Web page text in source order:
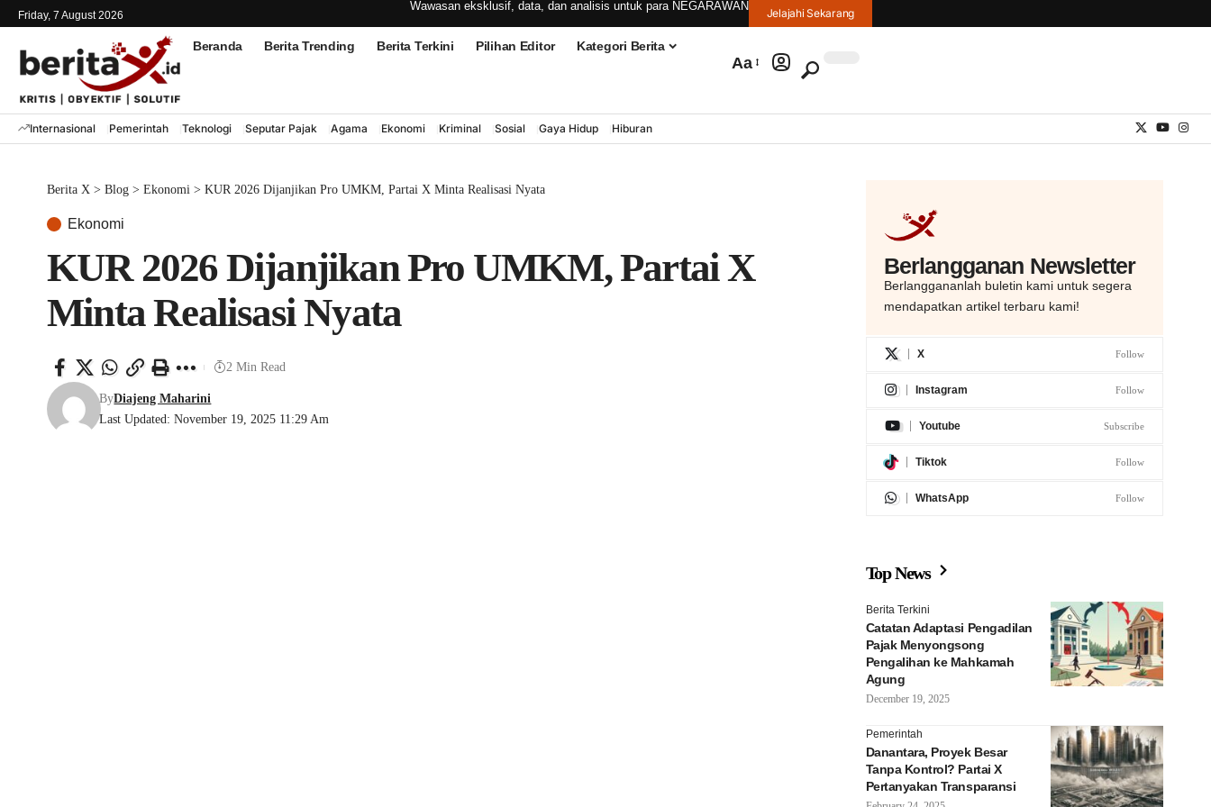
Friday, 7 August 2026
Wawasan eksklusif, data, dan analisis untuk para NEGARAWAN Jelajahi Sekarang
Beranda Berita Trending Berita Terkini Pilihan Editor Kategori Berita
Aa
Internasional Pemerintah Teknologi Seputar Pajak Agama Ekonomi Kriminal Sosial Gaya Hidup Hiburan
Berita X >Blog>Ekonomi >KUR 2026 Dijanjikan Pro UMKM, Partai X Minta Realisasi Nyata
Ekonomi
KUR 2026 Dijanjikan Pro UMKM, Partai
X Minta Realisasi Nyata
Last Updated: November 19, 2025 11:29 Am
ByDiajeng Maharini
2 Min Read
Berlangganan
Newsletter
Berlanggananlah buletin kami untuk segera
X
Instagram
Youtube
Tiktok
Top News
Berita Terkini
Catatan Adaptasi
Pengadilan Pajak
Menyongsong Pengalihan ke
Mahkamah Agung
December 19, 2025
Pemerintah
Danantara, Proyek Besar
Tanpa Kontrol? Partai X